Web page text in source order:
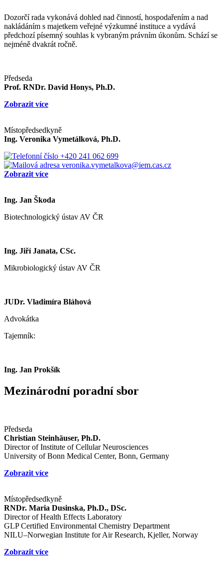
Dozorčí rada vykonává dohled nad činností, hospodařením a nad
nakládáním s majetkem veřejné výzkumné instituce a vydává
předchozí písemný souhlas k vybraným právním úkonům. Schází se
nejméně dvakrát ročně.
Předseda
Prof. RNDr. David Honys, Ph.D.
Zobrazit více
Místopředsedkyně
Ing. Veronika Vymetálková, Ph.D.
+420 241 062 699
veronika.vymetalkova@iem.cas.cz
Zobrazit více
Ing. Jan Škoda
Biotechnologický ústav AV ČR
Ing. Jiří Janata, CSc.
Mikrobiologický ústav AV ČR
JUDr. Vladimíra Bláhová
Advokátka
Tajemník:
Ing. Jan Prokšík
Mezinárodní poradní sbor
Předseda
Christian Steinhäuser, Ph.D.
Director of Institute of Cellular Neurosciences
University of Bonn Medical Center, Bonn, Germany
Zobrazit více
Místopředsedkyně
RNDr. Maria Dusinska, Ph.D., DSc.
Director of Health Effects Laboratory
GLP Certified Environmental Chemistry Department
NILU–Norwegian Institute for Air Research, Kjeller, Norway
Zobrazit více